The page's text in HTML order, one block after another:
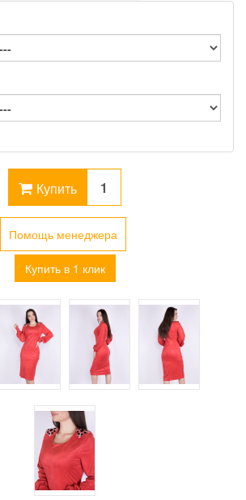
Купить
Помощь менеджера
Купить в 1 клик